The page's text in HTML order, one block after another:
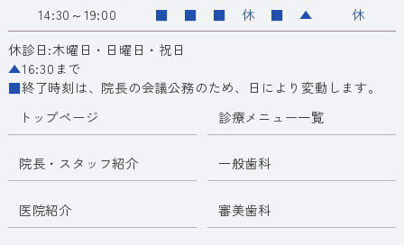
14:30～19:00
■ ■ ■ 休 ■ ▲
休
休診日:木曜日・日曜日・祝日
▲16:30まで
■終了時刻は、院長の会議公務のため、日により変動します。
トップページ
院長・スタッフ紹介
医院紹介
診療メニュー一覧
一般歯科
審美歯科